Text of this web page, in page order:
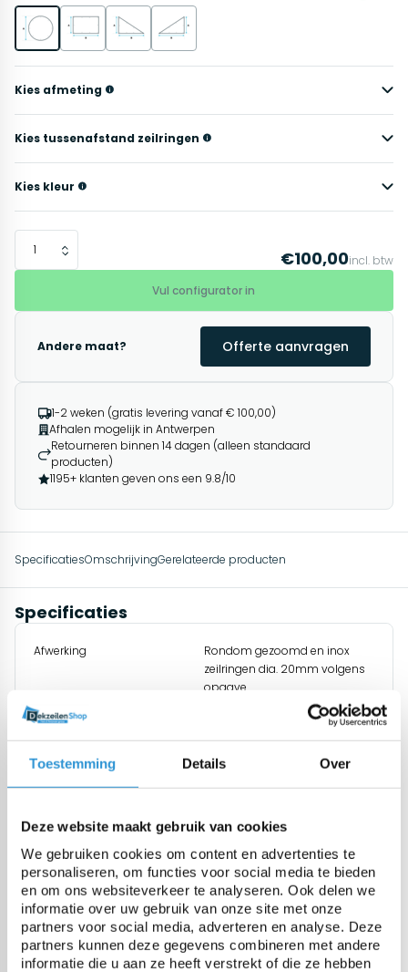
Toestemming Details Over
Deze website maakt gebruik van cookies
We gebruiken cookies om content en advertenties te
personaliseren, om functies voor social media te bieden
en om ons websiteverkeer te analyseren. Ook delen we
informatie over uw gebruik van onze site met onze
partners voor social media, adverteren en analyse. Deze
partners kunnen deze gegevens combineren met andere
informatie die u aan ze heeft verstrekt of die ze hebben
Kies afmeting
Kies tussenafstand zeilringen
Kies kleur
€100,00incl. btw
Vul configurator in
Andere maat? Offerte aanvragen
1-2 weken (gratis levering vanaf € 100,00)
Afhalen mogelijk in Antwerpen
Retourneren binnen 14 dagen (alleen standaard
producten)
1195+ klanten geven ons een 9.8/10
SpecificatiesOmschrijvingGerelateerde producten
Specificaties
Afwerking
Rondom gezoomd en inox
zeilringen dia. 20mm volgens
opgave
Materiaal Polyester weefsel, PVC coating
Gewicht 650 gr/m²
Treksterkte 2500 N/5cm